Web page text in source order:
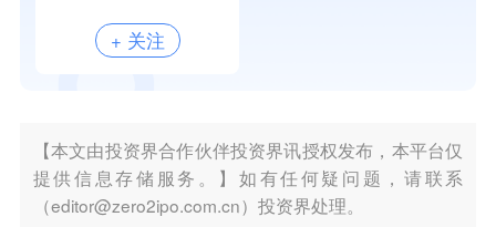
+ 关注
【本文由投资界合作伙伴投资界讯授权发布，本平台仅
提供信息存储服务。】如有任何疑问题，请联系
（editor@zero2ipo.com.cn）投资界处理。